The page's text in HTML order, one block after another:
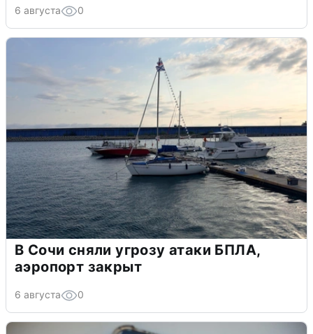
6 августа 0
В Сочи сняли угрозу атаки БПЛА,
аэропорт закрыт
6 августа 0